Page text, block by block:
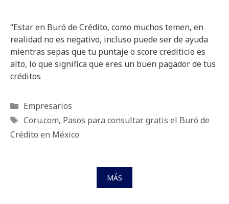
“Estar en Buró de Crédito, como muchos temen, en
realidad no es negativo, incluso puede ser de ayuda
mientras sepas que tu puntaje o score crediticio es
alto, lo que significa que eres un buen pagador de tus
créditos
Categorías
Empresarios
Etiquetas
Coru.com, Pasos para consultar gratis el Buró de
Crédito en México
MÁS